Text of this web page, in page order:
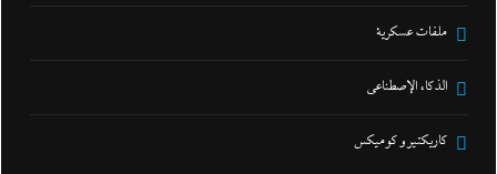
ملفات عسكرية
الذكاء الإصطناعي
كاريكتير و كوميكس